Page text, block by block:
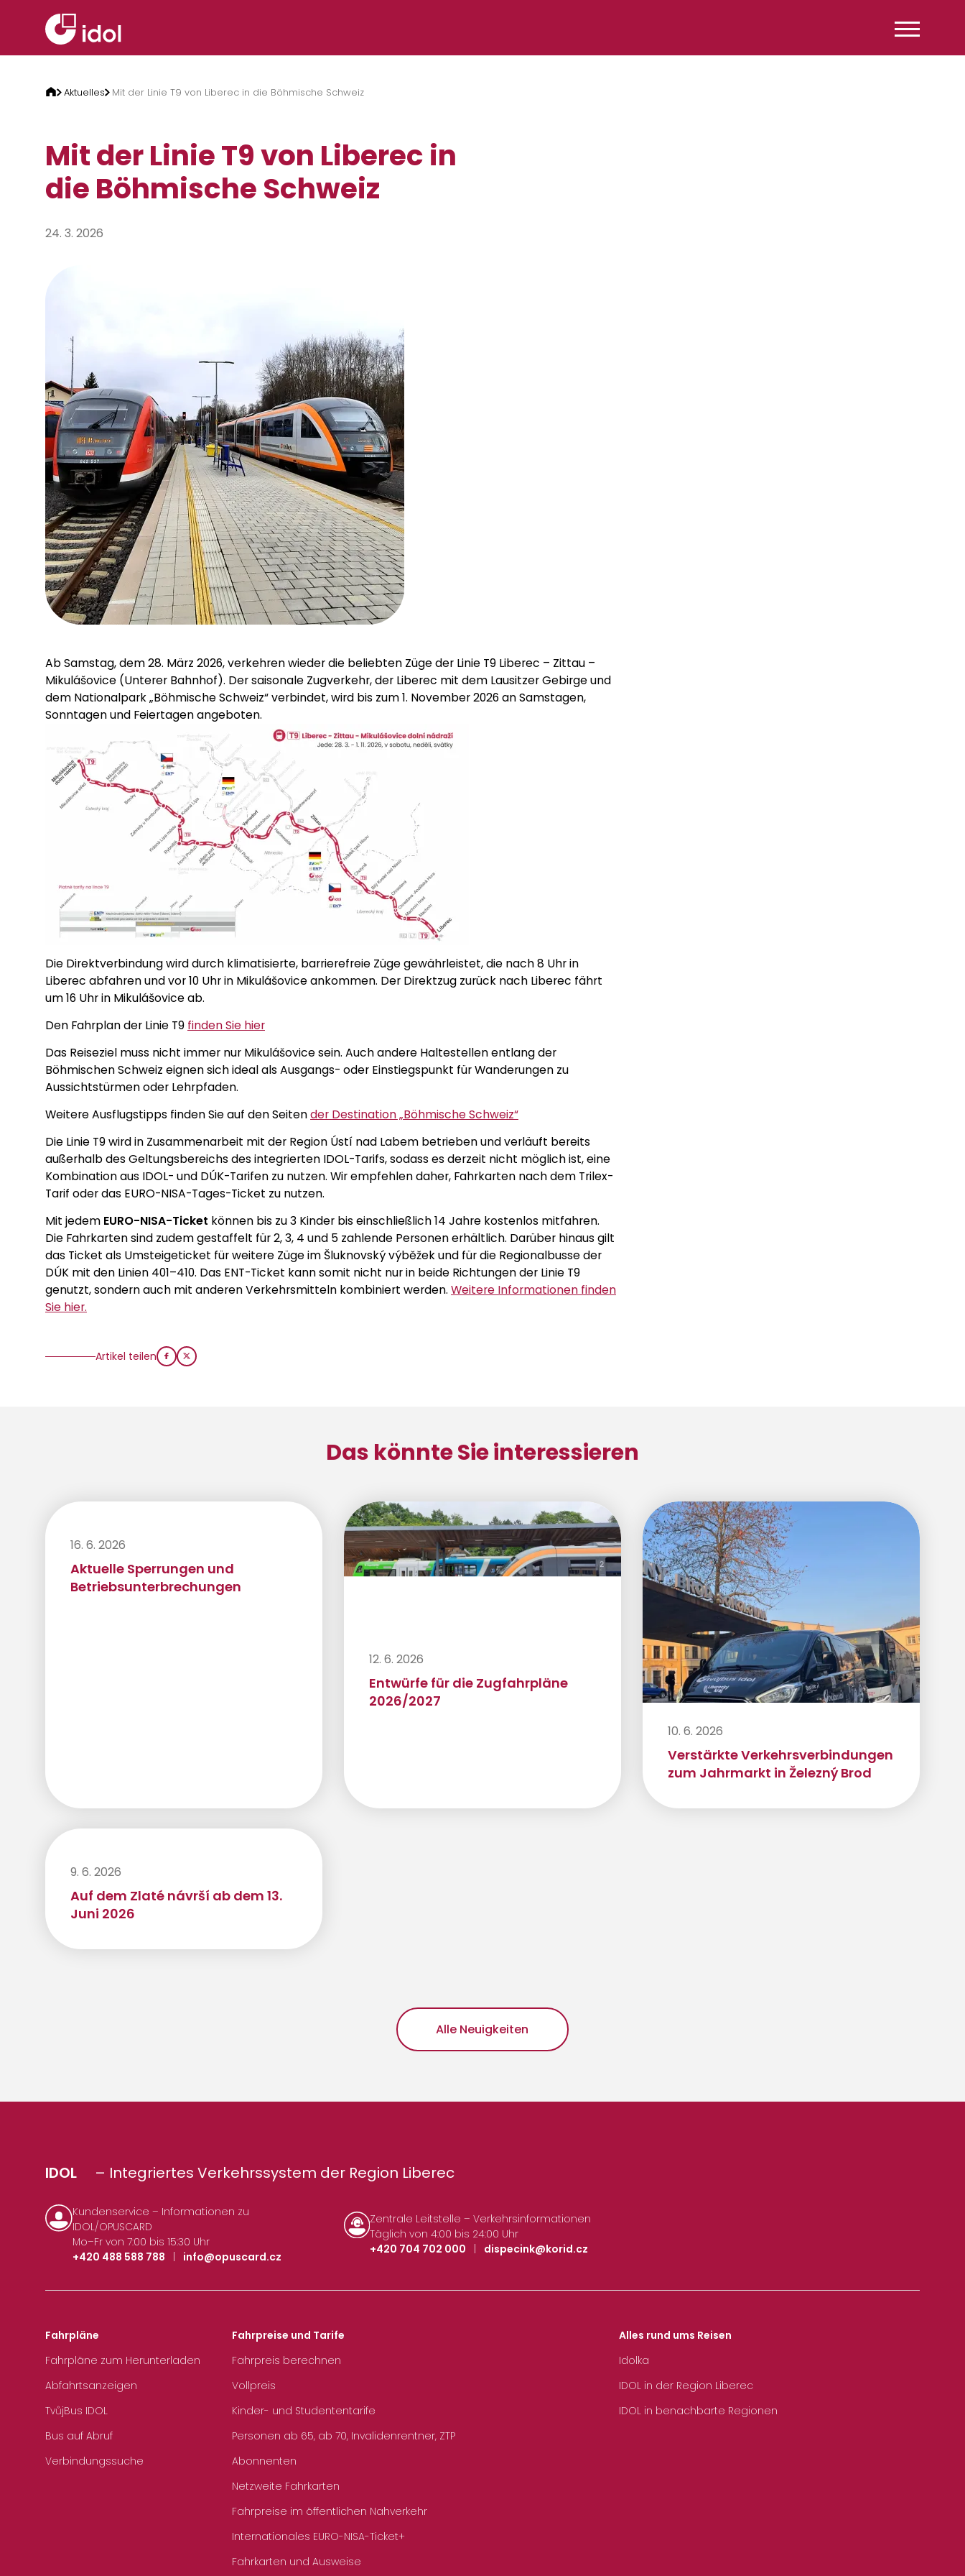
Aktuelles Mit der Linie T9 von Liberec in die Böhmische Schweiz
Mit der Linie T9 von Liberec in
die Böhmische Schweiz
24. 3. 2026
Ab Samstag, dem 28. März 2026, verkehren wieder die beliebten Züge der Linie T9 Liberec – Zittau –
Mikulášovice (Unterer Bahnhof). Der saisonale Zugverkehr, der Liberec mit dem Lausitzer Gebirge und
dem Nationalpark „Böhmische Schweiz“ verbindet, wird bis zum 1. November 2026 an Samstagen,
Sonntagen und Feiertagen angeboten.
Die Direktverbindung wird durch klimatisierte, barrierefreie Züge gewährleistet, die nach 8 Uhr in
Liberec abfahren und vor 10 Uhr in Mikulášovice ankommen. Der Direktzug zurück nach Liberec fährt
um 16 Uhr in Mikulášovice ab.
Den Fahrplan der Linie T9 finden Sie hier
Das Reiseziel muss nicht immer nur Mikulášovice sein. Auch andere Haltestellen entlang der
Böhmischen Schweiz eignen sich ideal als Ausgangs- oder Einstiegspunkt für Wanderungen zu
Aussichtstürmen oder Lehrpfaden.
Weitere Ausflugstipps finden Sie auf den Seitender Destination „Böhmische Schweiz“
Die Linie T9 wird in Zusammenarbeit mit der Region Ústí nad Labem betrieben und verläuft bereits
außerhalb des Geltungsbereichs des integrierten IDOL-Tarifs, sodass es derzeit nicht möglich ist, eine
Kombination aus IDOL- und DÚK-Tarifen zu nutzen. Wir empfehlen daher, Fahrkarten nach dem Trilex-
Tarif oder das EURO-NISA-Tages-Ticket zu nutzen.
Mit jedem EURO-NISA-Ticket können bis zu 3 Kinder bis einschließlich 14 Jahre kostenlos mitfahren.
Die Fahrkarten sind zudem gestaffelt für 2, 3, 4 und 5 zahlende Personen erhältlich. Darüber hinaus gilt
das Ticket als Umsteigeticket für weitere Züge im Šluknovský výběžek und für die Regionalbusse der
DÚK mit den Linien 401–410. Das ENT-Ticket kann somit nicht nur in beide Richtungen der Linie T9
genutzt, sondern auch mit anderen Verkehrsmitteln kombiniert werden. Weitere Informationen finden
Sie hier.
Artikel teilen
Das könnte Sie interessieren
16. 6. 2026
Aktuelle Sperrungen und
Betriebsunterbrechungen
12. 6. 2026
Entwürfe für die Zugfahrpläne
2026/2027
10. 6. 2026
Verstärkte Verkehrsverbindungen
zum Jahrmarkt in Železný Brod
9. 6. 2026
Auf dem Zlaté návrší ab dem 13.
Juni 2026
Alle Neuigkeiten
IDOL – Integriertes Verkehrssystem der Region Liberec
Kundenservice – Informationen zu
IDOL/OPUSCARD
Mo–Fr von 7:00 bis 15:30 Uhr
+420 488 588 788
| info@opuscard.cz
Zentrale Leitstelle – Verkehrsinformationen
Täglich von 4:00 bis 24:00 Uhr
+420 704 702 000
dispecink@korid.cz
Fahrpläne
Fahrpläne zum Herunterladen
Abfahrtsanzeigen
TvůjBus IDOL
Bus auf Abruf
Verbindungssuche
Fahrpreise und Tarife
Fahrpreis berechnen
Vollpreis
Kinder- und Studententarife
Personen ab 65, ab 70, Invalidenrentner, ZTP
Abonnenten
Netzweite Fahrkarten
Fahrpreise im öffentlichen Nahverkehr
Internationales EURO-NISA-Ticket+
Fahrkarten und Ausweise
Alles rund ums Reisen
Idolka
IDOL in der Region Liberec
IDOL in benachbarte Regionen